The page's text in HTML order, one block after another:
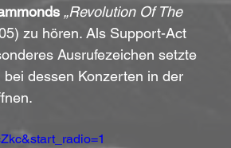
„Revolution Of The
zu hören. Als Support-Act
Ausrufezeichen setzte
dessen Konzerten in der